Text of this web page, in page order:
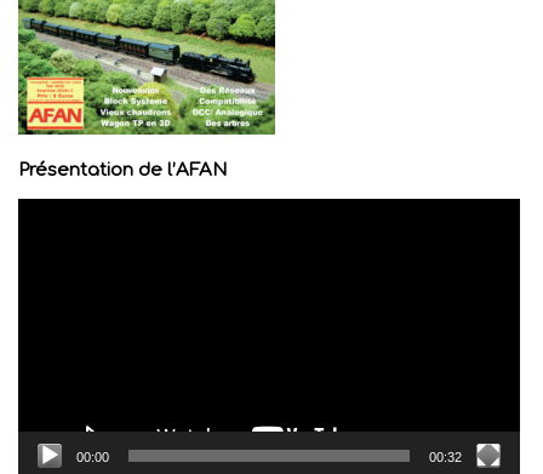
Présentation de l’AFAN
00:00 00:32